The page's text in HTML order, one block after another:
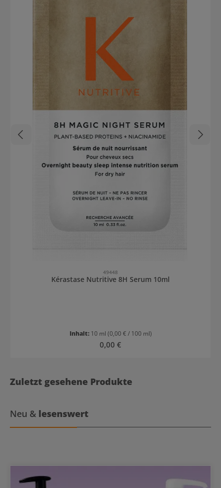
49448
Kérastase Nutritive 8H Serum 10ml
Inhalt: 10 ml (0,00 € / 100 ml)
Regulärer Preis:
0,00 €
Zuletzt gesehene Produkte
Neu & lesenswert